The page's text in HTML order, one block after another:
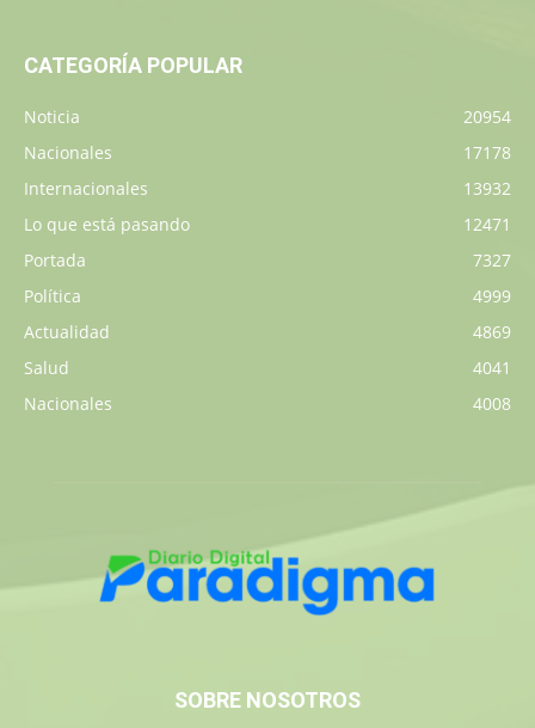
CATEGORÍA POPULAR
Noticia
20954
Nacionales
17178
Internacionales
13932
Lo que está pasando
12471
Portada
7327
Política
4999
Actualidad
4869
Salud
4041
Nacionales
4008
SOBRE NOSOTROS